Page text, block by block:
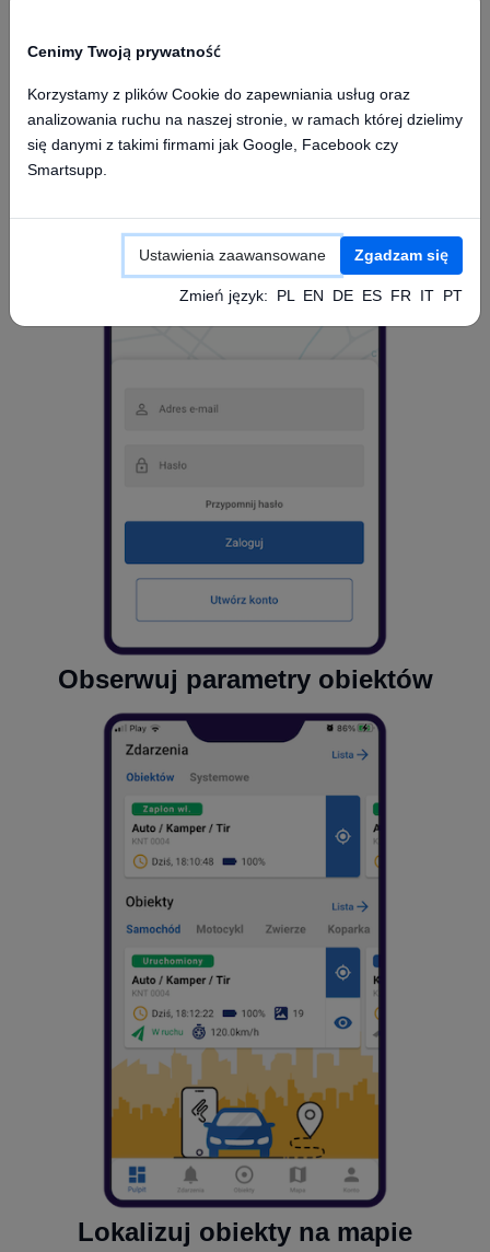
Dostęp z aplikacji mobilnej
Obserwuj parametry obiektów
Lokalizuj obiekty na mapie
Cenimy Twoją prywatność
Korzystamy z plików Cookie do zapewniania usług oraz
analizowania ruchu na naszej stronie, w ramach której dzielimy
się danymi z takimi firmami jak Google, Facebook czy
Smartsupp.
Ustawienia zaawansowane Zgadzam się
Zmień język: PL EN DE ES FR IT PT